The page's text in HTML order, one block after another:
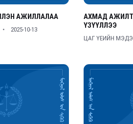
АЖИЛЛАЛАА
2025-10-13
АХМАД
ҮЗҮҮЛЛЭЭ
ЦАГ ҮЕИЙН